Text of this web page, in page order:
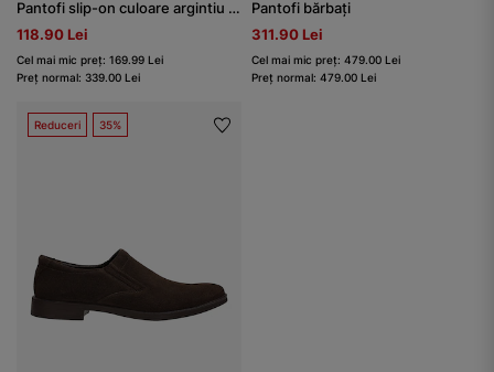
Pantofi slip-on culoare argintiu RELAKS
118.90 Lei
Cel mai mic preț: 169.99 Lei
Preț normal: 339.00 Lei
Pantofi bărbați
311.90 Lei
Cel mai mic preț: 479.00 Lei
Preț normal: 479.00 Lei
Reduceri 35%